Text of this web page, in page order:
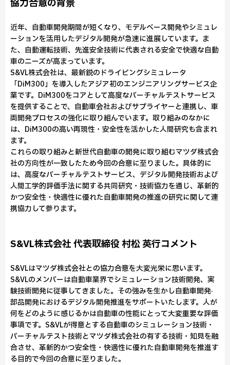
協力合意の背景
近年、自動車開発期間が短くなり、モデルベース開発やシミュレ
ーションを活用したデジタル開発が急速に進展しています。ま
た、自動運転技術、先進安全技術に代表される安全で快適な自動
車のニーズが高まっています。
S&VL株式会社は、最新鋭のドライビングシミュレータ
「DiM300」を導入したアジア初のエンジニアリングサービス企
業です。DiM300をコアとして高度なバーチャルテストサービス
を提供することで、自動車会社およびサプライヤーと連携し、車
両開発プロセスの強化に取り組んでいます。取り組みのなかに
は、DiM300の高い再現性・安全性を活かした人間研究も含まれ
ます。
これらの取り組みと新世代自動車の開発に取り組むマツダ株式会
社の方向性が一致したため今回の合意に至りました。具体的に
は、高度なバーチャルテストサービス、デジタル開発技術および
人間工学的評価手法に関する共同研究・技術協力を通じ、革新的
かつ安全性・快適性に優れた自動車開発の推進の研究に関して連
携協力して参ります。
S&VL株式会社 代表取締役 村松 英⾏コメント
S&VLはマツダ株式会社との協力合意を⼤変光栄に思います。
S&VLのメンバーは⾃動⾞業界でシミュレーション技術開発、実
験技術開発に従事してきました。その強みを⽣かし⾃動⾞開発‧
部品開発におけるデジタル開発推進をサポートいたします。人が
何をどのように感じるかは⾃動⾞の性能にとって⼤変重要な評価
事項です。S&VLが得意とする⾃動⾞のシミュレーション技術・
バーチャルテスト技術とマツダ株式会社の有する技術・知見を融
合させ、革新的かつ安全性・快適性に優れた自動車開発を推進す
る⽬的で今回の合意に至りました。